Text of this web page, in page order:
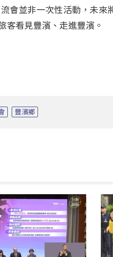
會並非一次性活動，未來
客看見豐濱、走進豐濱。
豐濱鄉